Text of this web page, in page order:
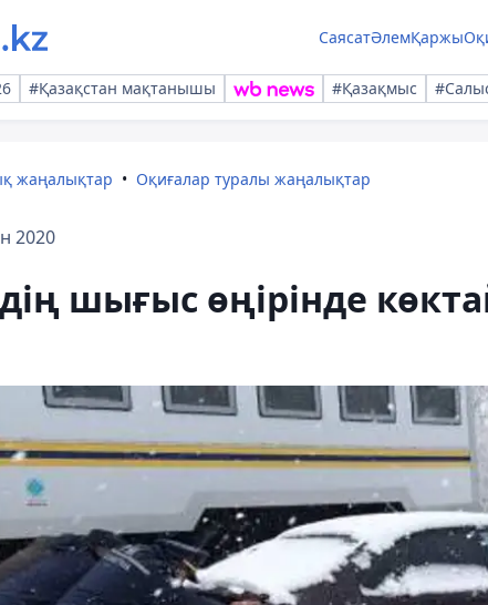
СаясатӘлемҚаржы
#Қазақстан мақтанышы #Қазақмыс
жаңалықтар Оқиғалар туралы жаңалықтар
2020
шығыс өңірінде